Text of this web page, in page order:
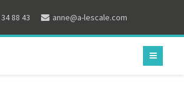
88 43 anne@a-lescale.com